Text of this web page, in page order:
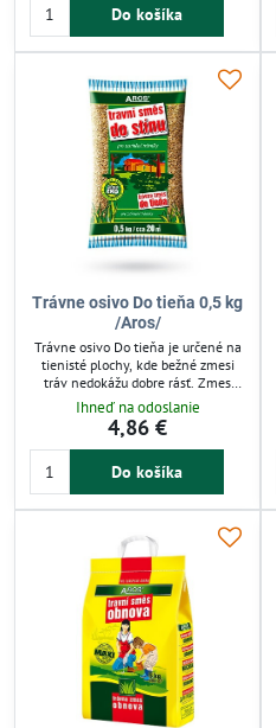
odolný a hustý porast na plochy do
trávnik s dlhou životnosťou a
Do košíka
Trávne osivo Do tieňa 0,5 kg
/Aros/
Trávne osivo Do tieňa je určené na
tienisté plochy, kde bežné zmesi
tráv nedokážu dobre rásť. Zmes
obsahuje druhy odolné voči
zatieneniu, vhodné pre severné a
západné svahy aj pod solitérne
stromy. Zabezpečuje zdravý rast
trávnika na tienistých miestach
Ihneď na odoslanie
4,86 €
Do košíka